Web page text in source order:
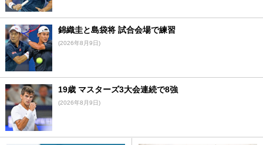
錦織圭と島袋将 試合会場で練習
(2026年8月9日)
19歳 マスターズ3大会連続で8強
(2026年8月9日)